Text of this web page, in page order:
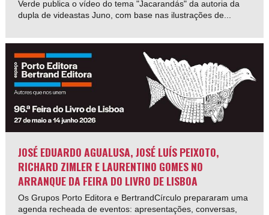
Verde publica o vídeo do tema "Jacarandás" da autoria da
dupla de videastas Juno, com base nas ilustrações de...
JOSÉ EDUARDO AGUALUSA, JOSÉ LUÍS PEIXOTO,
RICHARD ZIMLER E LAURENTINO GOMES NO
ARRANQUE DA FEIRA DO LIVRO DE LISBOA
Os Grupos Porto Editora e BertrandCírculo prepararam uma
agenda recheada de eventos: apresentações, conversas,